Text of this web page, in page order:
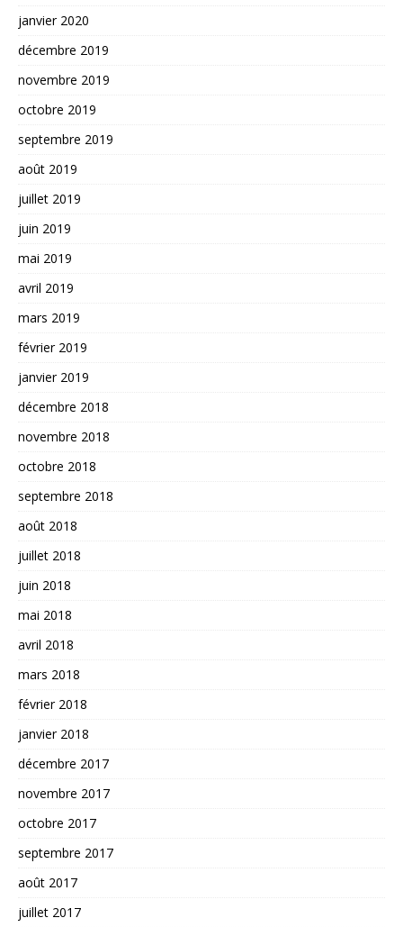
janvier 2020
décembre 2019
novembre 2019
octobre 2019
septembre 2019
août 2019
juillet 2019
juin 2019
mai 2019
avril 2019
mars 2019
février 2019
janvier 2019
décembre 2018
novembre 2018
octobre 2018
septembre 2018
août 2018
juillet 2018
juin 2018
mai 2018
avril 2018
mars 2018
février 2018
janvier 2018
décembre 2017
novembre 2017
octobre 2017
septembre 2017
août 2017
juillet 2017